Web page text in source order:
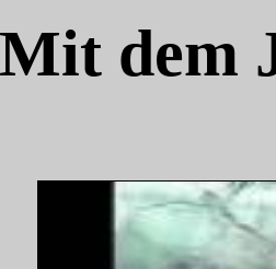
Mit dem